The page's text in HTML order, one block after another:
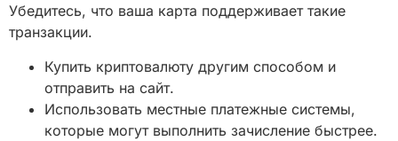
Убедитесь, что ваша карта поддерживает такие
транзакции.
Купить криптовалюту другим способом и
отправить на сайт.
Использовать местные платежные системы,
которые могут выполнить зачисление быстрее.